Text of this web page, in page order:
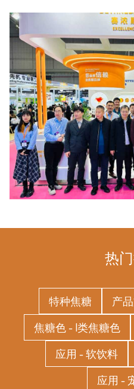
热
特种焦糖 产
焦糖色 - I类焦糖色
应用 - 软饮料
应用 -